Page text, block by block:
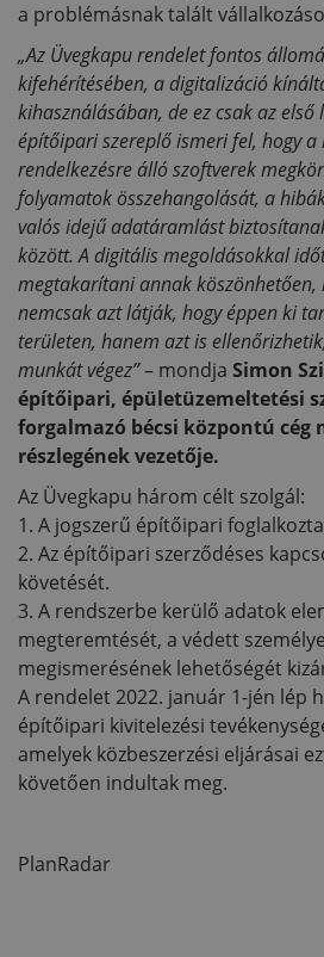
a problémásnak talált
„Az Üvegkapu rendelet fontos
kifehérítésében, a digitalizáció
kihasználásában, de ez csak az első
építőipari szereplő ismeri fel, hogy
rendelkezésre álló szoftverek
folyamatok összehangolását, a
valós idejű adatáramlást
között. A digitális megoldásokkal
megtakarítani annak köszönhetően,
nemcsak azt látják, hogy éppen ki
területen, hanem azt is
munkát végez”– mondja Simon
építőipari, épületüzemeltetési
forgalmazó bécsi központú cég
részlegének vezetője.
Az Üvegkapu három célt szolgál:
1. A jogszerű építőipari
2. Az építőipari szerződéses
követését.
3. A rendszerbe kerülő adatok
megteremtését, a védett
megismerésének lehetőségét
A rendelet 2022. január 1-jén lép
építőipari kivitelezési
amelyek közbeszerzési eljárásai
követően indultak meg.
PlanRadar